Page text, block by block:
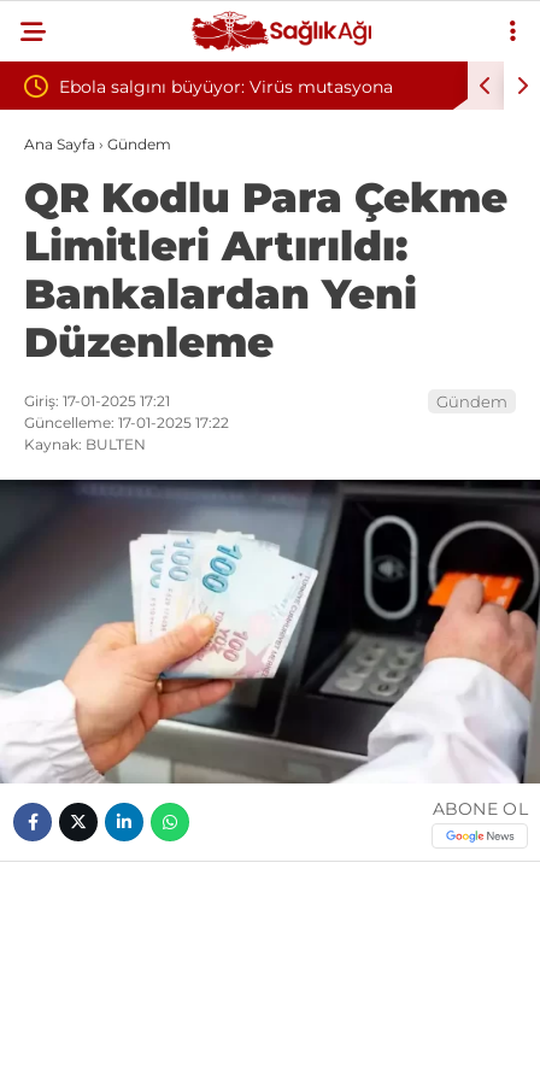
Virüs mutasyona Yılın ilk 6 ayında 10 bini aşkın hasta
Ana Sayfa › Gündem
QR Kodlu Para Çekme
Limitleri Artırıldı:
Bankalardan Yeni
Düzenleme
Giriş: 17-01-2025 17:21
Güncelleme: 17-01-2025 17:22
Kaynak: BULTEN
Gündem
ABONE OL